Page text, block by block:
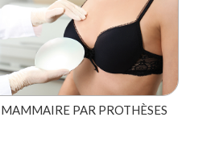
PAR PROTHÈSES